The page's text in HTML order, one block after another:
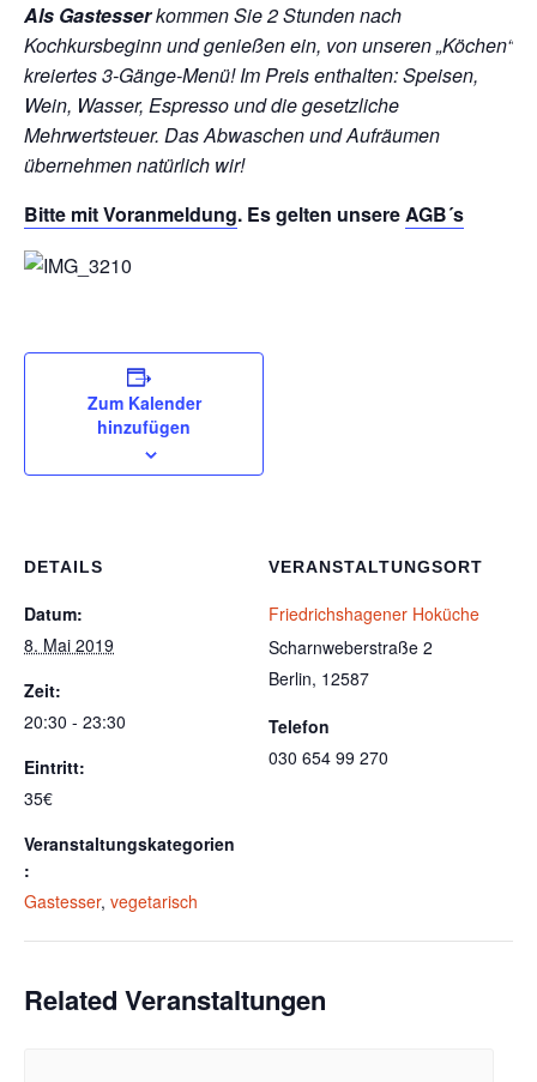
Als Gastesserkommen Sie 2 Stunden nach
Kochkursbeginn und genießen ein, von unseren „Köchen“
kreiertes 3-Gänge-Menü!Im Preis enthalten: Speisen,
Wein, Wasser, Espresso und die gesetzliche
Mehrwertsteuer. Das Abwaschen und Aufräumen
übernehmen natürlich wir!
Bitte mitVoranmeldung. Es gelten unsereAGB´s
Zum Kalender
hinzufügen
DETAILS
Datum:
8. Mai 2019
Zeit:
20:30 - 23:30
Eintritt:
35€
Veranstaltungskategorien
:
Gastesser, vegetarisch
VERANSTALTUNGSORT
Friedrichshagener Hoküche
Scharnweberstraße 2
Berlin, 12587
Telefon
030 654 99 270
Related Veranstaltungen